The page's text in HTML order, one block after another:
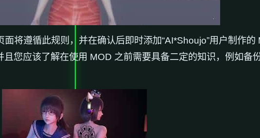
将遵循此规则，并在确认后即时添加“AI*Shoujo”用户制作
您应该了解在使用 MOD 之前需要具备二定的知识，例如备